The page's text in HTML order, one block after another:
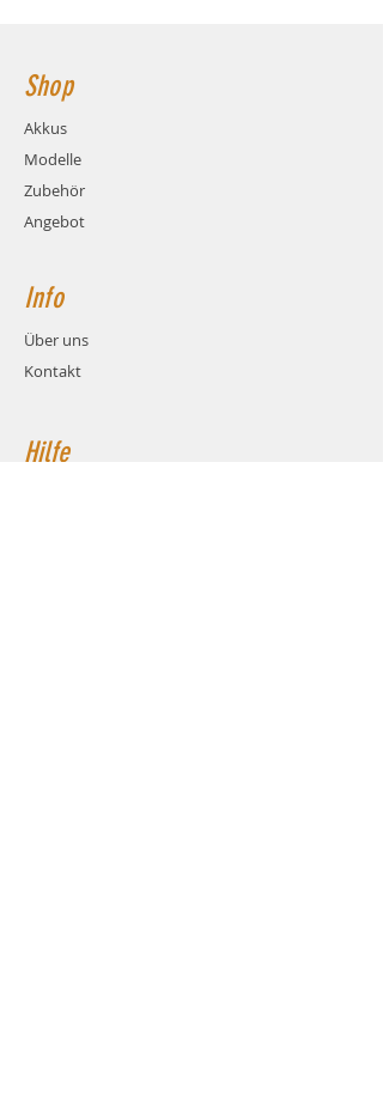
Shop
Akkus
Modelle
Zubehör
Angebot
Info
Über uns
Kontakt
Hilfe